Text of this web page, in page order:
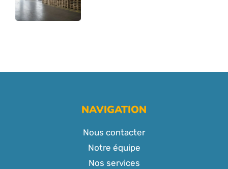
NAVIGATION
Nous contacter
Notre équipe
Nos services